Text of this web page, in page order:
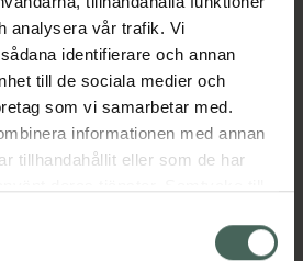
analysera vår trafik. Vi
identifierare och annan
till de sociala medier och
som vi samarbetar med.
informationen med annan
tillhandahållit eller som de har
via webbplatsens
/ml
Hudvård J-beauty